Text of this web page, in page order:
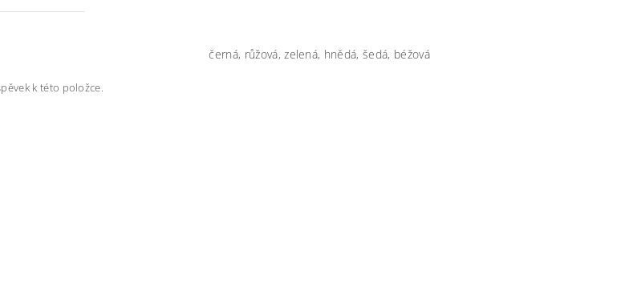
černá, růžová, zelená, hnědá, šedá, béžová
k této položce.